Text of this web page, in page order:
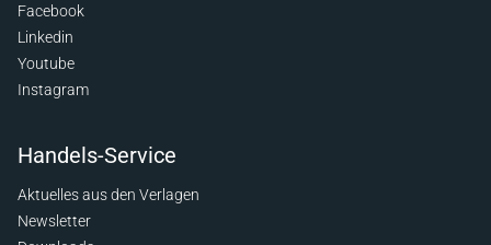
Facebook
Linkedin
Youtube
Instagram
Handels-Service
Aktuelles aus den Verlagen
Newsletter